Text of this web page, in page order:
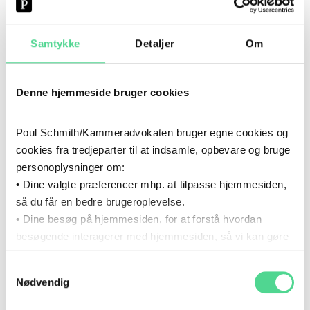
Samtykke Detaljer Om
Denne hjemmeside bruger cookies
Poul Schmith/Kammeradvokaten bruger egne cookies og
cookies fra tredjeparter til at indsamle, opbevare og bruge
personoplysninger om:
• Dine valgte præferencer mhp. at tilpasse hjemmesiden,
så du får en bedre brugeroplevelse.
• Dine besøg på hjemmesiden, for at forstå hvordan
besøgende interagerer med hjemmesiden, så vi kan gøre
Du kan til enhver tid tilbagekalde dit samtykke via det link,
som du finder i bunden af hjemmesiden.
Nødvendig
rådgivning til jeres konkrete behov.
VORES RÅDGIVNING KAN BL.A.
modenhedsanalyse
etablering af udviklingsplan for Contract
Management
ændringshåndtering i praksis
risikolog
udvikling og implementering af konkrete processer
og værktøjer
projektorganisation